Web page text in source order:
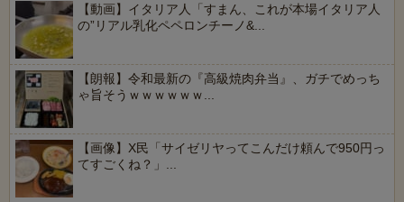
【動画】イタリア人「すまん、これが本場イタリア人
の”リアル乳化ペペロンチーノ&...
【朗報】令和最新の『高級焼肉弁当』、ガチでめっち
ゃ旨そうｗｗｗｗｗｗ...
【画像】X民「サイゼリヤってこんだけ頼んで950円っ
てすごくね？」...